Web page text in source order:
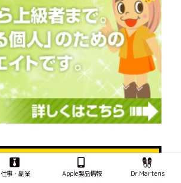
仕事・副業 Apple製品情報 Dr.Martens